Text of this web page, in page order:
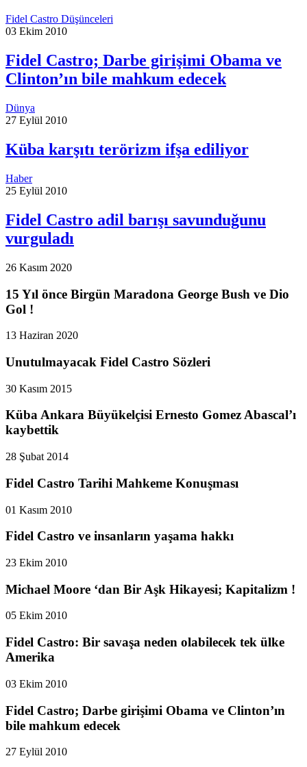
Fidel Castro Düşünceleri
03 Ekim 2010
Fidel Castro; Darbe girişimi Obama ve
Clinton’ın bile mahkum edecek
Dünya
27 Eylül 2010
Küba karşıtı terörizm ifşa ediliyor
Haber
25 Eylül 2010
Fidel Castro adil barışı savunduğunu
vurguladı
26 Kasım 2020
15 Yıl önce Birgün Maradona George Bush ve Dio
Gol !
13 Haziran 2020
Unutulmayacak Fidel Castro Sözleri
30 Kasım 2015
Küba Ankara Büyükelçisi Ernesto Gomez Abascal’ı
kaybettik
28 Şubat 2014
Fidel Castro Tarihi Mahkeme Konuşması
01 Kasım 2010
Fidel Castro ve insanların yaşama hakkı
23 Ekim 2010
Michael Moore ‘dan Bir Aşk Hikayesi; Kapitalizm !
05 Ekim 2010
Fidel Castro: Bir savaşa neden olabilecek tek ülke
Amerika
03 Ekim 2010
Fidel Castro; Darbe girişimi Obama ve Clinton’ın
bile mahkum edecek
27 Eylül 2010